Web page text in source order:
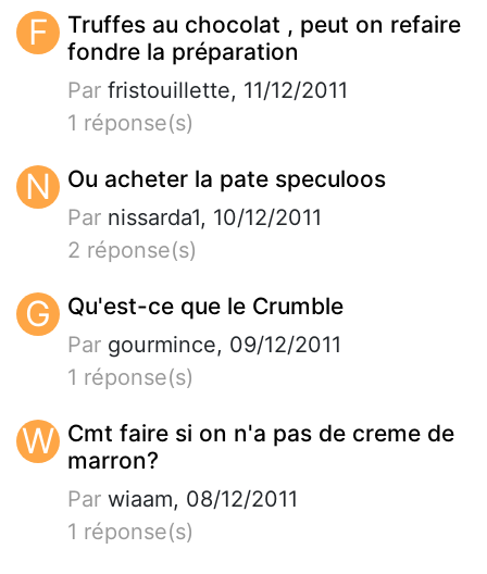
F
Truffes au chocolat , peut on refaire
fondre la préparation
Par fristouillette, 11/12/2011
1 réponse(s)
N Ou acheter la pate speculoos
Par nissarda1, 10/12/2011
2 réponse(s)
G Qu'est-ce que le Crumble
Par gourmince, 09/12/2011
1 réponse(s)
W Cmt faire si on n'a pas de creme de
marron?
Par wiaam, 08/12/2011
1 réponse(s)